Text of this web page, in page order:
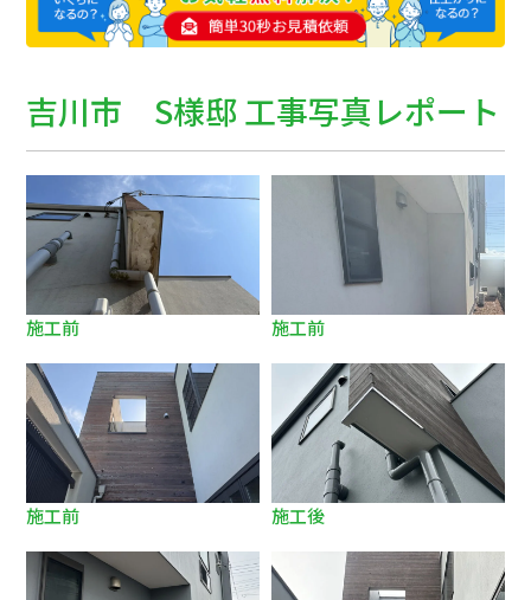
吉川市 S様邸 工事写真レポート
施工前 施工前
施工前 施工後